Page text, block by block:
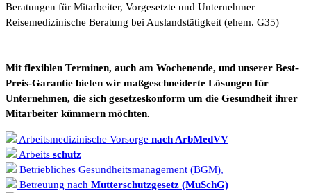
Beratungen für Mitarbeiter, Vorgesetzte und Unternehmer
Reisemedizinische Beratung bei Auslandstätigkeit (ehem. G35)
Mit flexiblen Terminen, auch am Wochenende, und unserer Best-
Preis-Garantie bieten wir maßgeschneiderte Lösungen für
Unternehmen, die sich gesetzeskonform um die Gesundheit ihrer
Mitarbeiter kümmern möchten.
Arbeitsmedizinische Vorsorge nach ArbMedVV
Arbeits schutz
Betriebliches Gesundheitsmanagement (BGM),
Betreuung nach Mutterschutzgesetz (MuSchG)